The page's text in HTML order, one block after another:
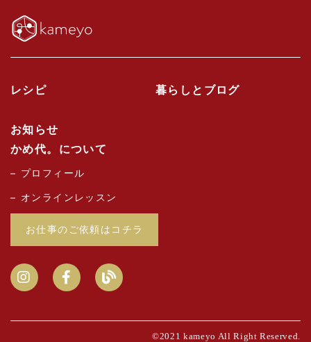
レシピ 暮らしとブログ
お知らせ
かめ代。について
プロフィール
オンラインレッスン
お仕事のご依頼はコチラ
©2021 kameyo All Right Reserved.